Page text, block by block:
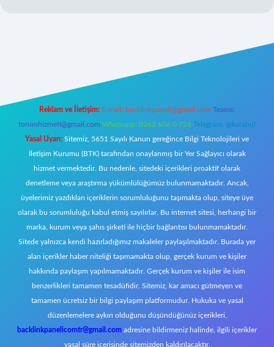
Reklam ve İletişim: E-mail: backlinkpaneli@gmail.com Teams:
forumhizmeti@gmail.com Whatsapp: 0262 606 0 726 Telegram: @karabul
Yasal Uyarı: Sitemiz, 5651 Sayılı Kanun gereğince Bilgi Teknolojileri ve
İletişim Kurumu (BTK) tarafından onaylanmış bir Yer Sağlayıcı olarak
hizmet vermektedir. Bu nedenle, sitedeki içerikleri proaktif olarak
denetleme veya araştırma yükümlülüğümüz bulunmamaktadır. Ancak,
üyelerimiz yazdıkları içeriklerin sorumluluğunu taşımakta olup, siteye üye
olarak bu sorumluluğu kabul etmiş sayılırlar. Bu internet sitesi, herhangi bir
marka, kurum veya şahıs şirketi ile hiçbir bağlantısı bulunmamaktadır.
Sitede yalnızca kendi hazırladığımız makaleler paylaşılmaktadır. Burada yer
alan içerikler haber niteliği taşımamakta olup, gerçek kurum ve kişiler
hakkında paylaşım yapılmamaktadır. Gerçek kurum ve kişiler ile isim
benzerlikleri tamamen tesadüfidir. Sitemiz, kar amacı gütmeyen ve
tamamen ücretsiz bir bilgi paylaşım platformudur. Hukuka ve yasal
düzenlemelere aykırı olduğunu düşündüğünüz içerikleri,
backlinkpanelicomtr@gmail.com adresine bildirmeniz halinde, ilgili içerikler
yasal süre içerisinde sitemizden kaldırılacaktır.